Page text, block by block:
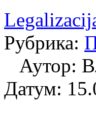
Рубрика:
Аутор:
Датум: